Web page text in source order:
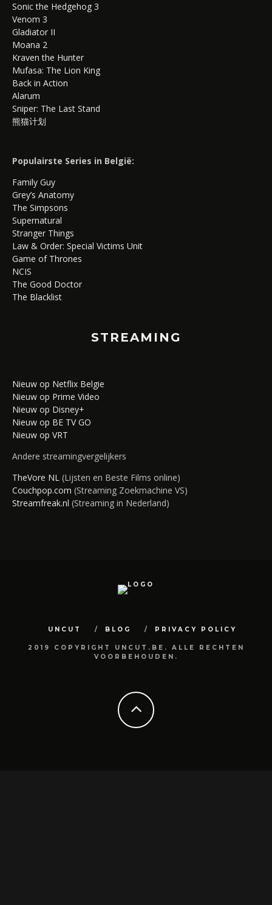
Sonic the Hedgehog 3
Venom 3
Gladiator II
Moana 2
Kraven the Hunter
Mufasa: The Lion King
Back in Action
Alarum
Sniper: The Last Stand
熊猫计划
Populairste Series in België:
Family Guy
Grey’s Anatomy
The Simpsons
Supernatural
Stranger Things
Law & Order: Special Victims Unit
Game of Thrones
NCIS
The Good Doctor
The Blacklist
STREAMING
Nieuw op Netflix Belgie
Nieuw op Prime Video
Nieuw op Disney+
Nieuw op BE TV GO
Nieuw op VRT
Andere streamingvergelijkers
TheVore NL (Lijsten en Beste Films online)
Couchpop.com (Streaming Zoekmachine VS)
Streamfreak.nl (Streaming in Nederland)
UNCUT BLOG PRIVACY POLICY
2019 COPYRIGHT UNCUT.BE. ALLE RECHTEN
VOORBEHOUDEN.